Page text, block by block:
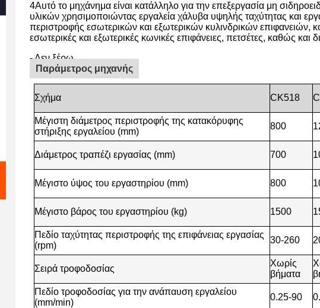
4Αυτό το μηχάνημα είναι κατάλληλο για την επεξεργασία μη
υλικών χρησιμοποιώντας εργαλεία χάλυβα υψηλής ταχύτητας και
περιστροφής εσωτερικών και εξωτερικών κυλινδρικών
εσωτερικές και εξωτερικές κωνικές επιφάνειες, πετσέτες, καθώς και
- Δεν ξέρω.
Παράμετρος μηχανής
Σχήμα CK518
Μέγιστη διάμετρος περιστροφής της κατακόρυφης
στήριξης εργαλείου (mm)
800
Διάμετρος τραπέζι εργασίας (mm) 700
Μέγιστο ύψος του εργαστηρίου (mm) 800
Μέγιστο βάρος του εργαστηρίου (kg) 1500
Πεδίο ταχύτητας περιστροφής της επιφάνειας εργασίας
(rpm)
30-260
Σειρά τροφοδοσίας
Χωρίς
βήματα
Πεδίο τροφοδοσίας για την ανάπαυση εργαλείου
(mm/min)
0.25-90